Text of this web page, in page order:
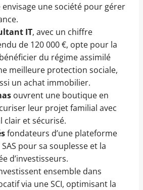
envisage une société pour gérer
IT, avec un chiffre
de 120 000 €, opte pour la
du régime assimilé
meilleure protection sociale,
un achat immobilier.
ouvrent une boutique en
leur projet familial avec
clair et sécurisé.
fondateurs d’une plateforme
pour sa souplesse et la
d’investisseurs.
ensemble dans
via une SCI, optimisant la